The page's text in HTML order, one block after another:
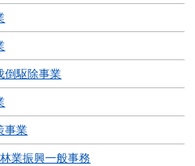
倒駆除事業
事業
業振興一般事務